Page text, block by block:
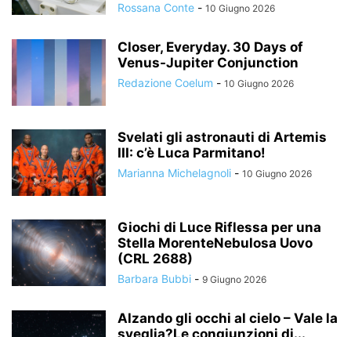
Rossana Conte - 10 Giugno 2026
Closer, Everyday. 30 Days of
Venus-Jupiter Conjunction
Redazione Coelum - 10 Giugno 2026
Svelati gli astronauti di Artemis
III: c’è Luca Parmitano!
Marianna Michelagnoli - 10 Giugno 2026
Giochi di Luce Riflessa per una
Stella MorenteNebulosa Uovo
(CRL 2688)
Barbara Bubbi - 9 Giugno 2026
Alzando gli occhi al cielo – Vale la
sveglia?Le congiunzioni di...